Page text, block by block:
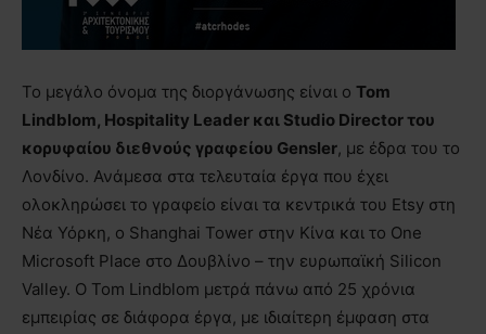
Το μεγάλο όνομα της διοργάνωσης είναι ο Tom
Lindblom, Hospitality Leader και Studio Director του
κορυφαίου διεθνούς γραφείου Gensler, με έδρα του το
Λονδίνο. Ανάμεσα στα τελευταία έργα που έχει
ολοκληρώσει το γραφείο είναι τα κεντρικά του Etsy στη
Νέα Υόρκη, ο Shanghai Tower στην Κίνα και το One
Microsoft Place στο Δουβλίνο – την ευρωπαϊκή Silicon
Valley. Ο Tom Lindblom μετρά πάνω από 25 χρόνια
εμπειρίας σε διάφορα έργα, με ιδιαίτερη έμφαση στα